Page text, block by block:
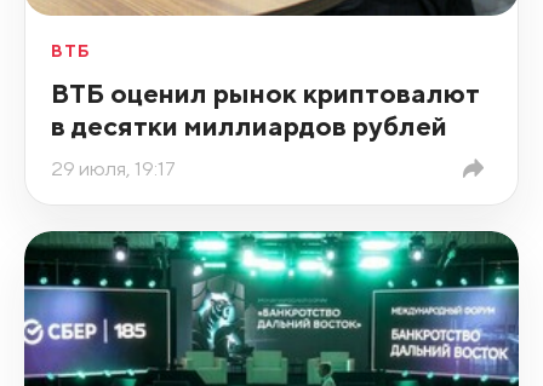
ВТБ
ВТБ оценил рынок криптовалют
в десятки миллиардов рублей
29 июля, 19:17